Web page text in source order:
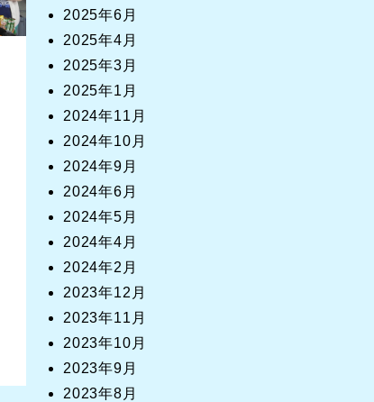
2025年6月
2025年4月
2025年3月
2025年1月
2024年11月
2024年10月
2024年9月
2024年6月
2024年5月
2024年4月
2024年2月
2023年12月
2023年11月
2023年10月
2023年9月
2023年8月